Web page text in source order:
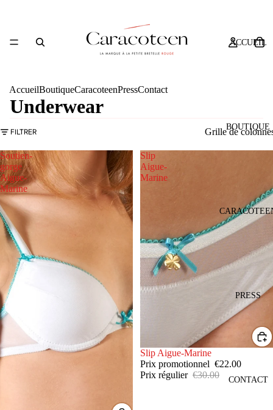
ACCUEIL
BOUTIQUE
PRESS
CONTACT
AccueilBoutiqueCaracoteenPressContact
Underwear
FILTRER Grille de
Soutien-
gorge
Aigue-
Marine
Slip
Aigue-
Marine
PROMOTION
Slip Aigue-Marine
Prix promotionnel €22.00
Prix régulier €30.00